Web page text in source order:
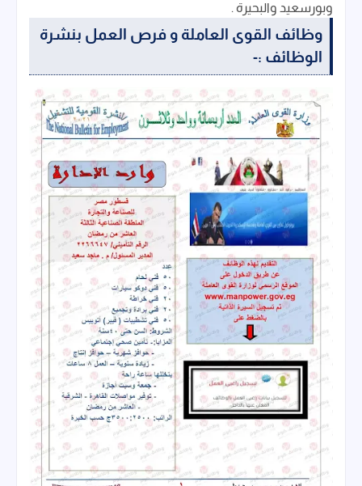
وبورسعيد والبحيرة .
وظائف القوى العاملة و فرص العمل بنشرة
الوظائف :-